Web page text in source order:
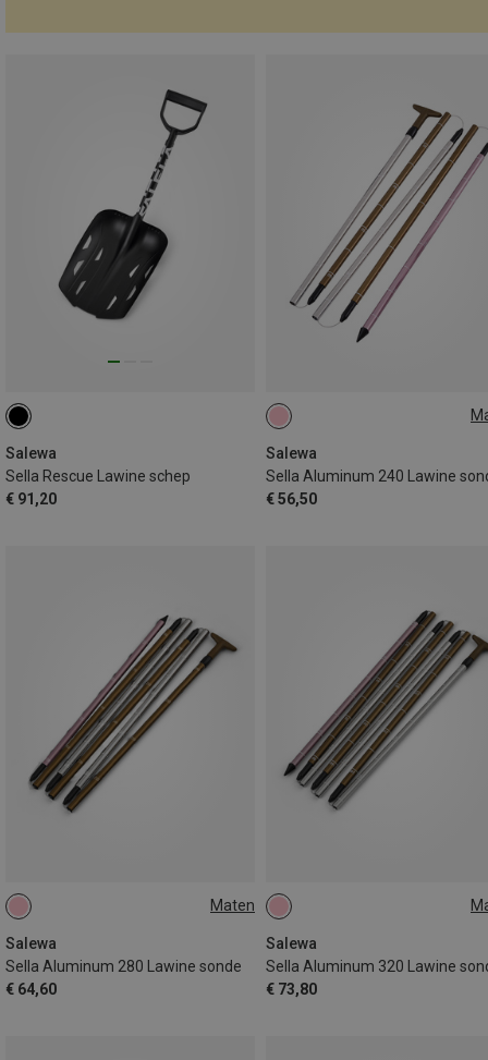
Salewa
Sella Rescue Lawine schep
€ 91,20
Salewa
Sella Aluminum 240 Lawine
€ 56,50
ONE SIZE
Maten
Salewa
Sella Aluminum 280 Lawine sonde
€ 64,60
ONE SIZE
Salewa
Sella Aluminum 320 Lawine
€ 73,80
ONE SIZE